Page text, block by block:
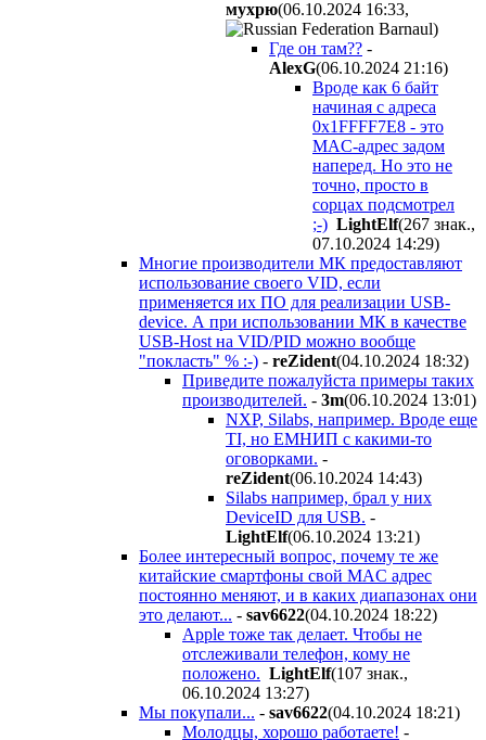
мyxpю(06.10.2024 16:33,
)
Где он там?? -
AlexG(06.10.2024 21:16)
Вроде как 6 байт
начиная с адреса
0x1FFFF7E8 - это
MAC-адрес задом
наперед. Но это не
точно, просто в
сорцах подсмотрел
;-) LightElf(267 знак.,
07.10.2024 14:29)
Многие производители МК предоставляют
использование своего VID, если
применяется их ПО для реализации USB-
device. А при использовании МК в качестве
USB-Host на VID/PID можно вообще
"покласть" % :-) - reZident(04.10.2024 18:32)
Приведите пожалуйста примеры таких
производителей. - 3m(06.10.2024 13:01)
NXP, Silabs, например. Вроде еще
TI, но ЕМНИП с какими-то
оговорками. -
reZident(06.10.2024 14:43)
Silabs например, брал у них
DeviceID для USB. -
LightElf(06.10.2024 13:21)
Более интересный вопрос, почему те же
китайские смартфоны свой MAC адрес
постоянно меняют, и в каких диапазонах они
это делают... - sav6622(04.10.2024 18:22)
Apple тоже так делает. Чтобы не
отслеживали телефон, кому не
положено. LightElf(107 знак.,
06.10.2024 13:27)
Мы покупали... - sav6622(04.10.2024 18:21)
Молодцы, хорошо работаете! -